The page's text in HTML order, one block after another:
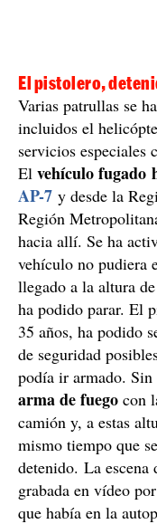
El pistolero,
Varias patrullas se
incluidos el
servicios especiales
El vehículo fugado
AP-7 y desde la
Región
hacia allí. Se ha
vehículo no pudiera
llegado a la altura
ha podido parar. El
35 años, ha podido
de seguridad
podía ir armado. Sin
arma de fuego con
camión y, a estas
mismo tiempo que
detenido. La escena
grabada en vídeo
que había en la